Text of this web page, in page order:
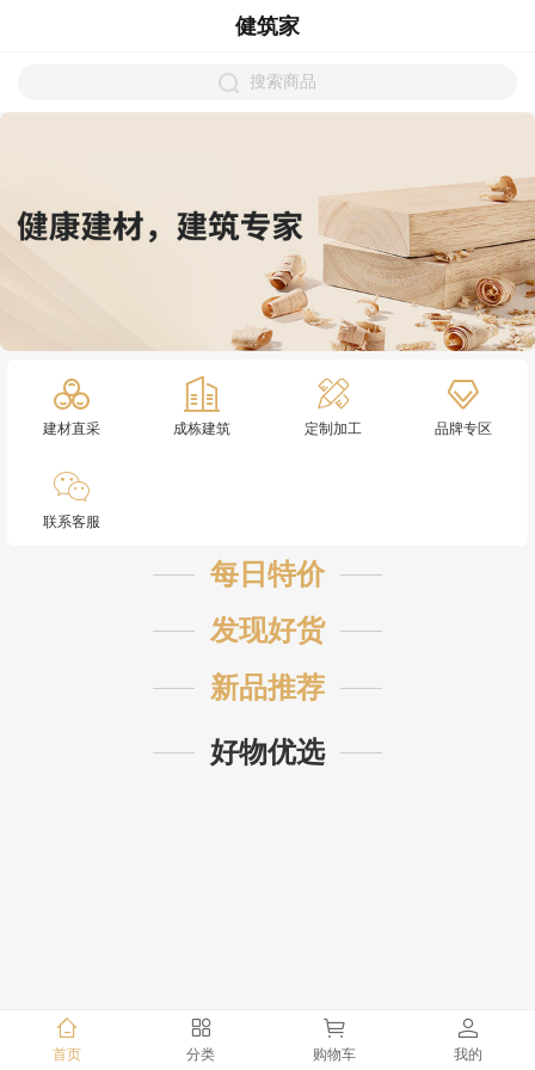
健筑家
搜索商品
建材直采 成栋建筑 定制加工 品牌专区
联系客服
每日特价
发现好货
新品推荐
好物优选
首页 分类 购物车 我的